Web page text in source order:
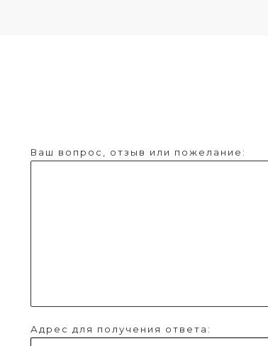
Ваш вопрос, отзыв или пожелание:
Адрес для получения ответа: